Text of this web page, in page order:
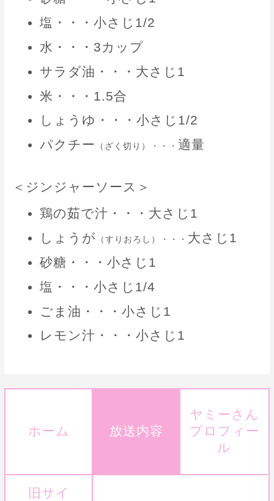
塩・・・小さじ1/2
水・・・3カップ
サラダ油・・・大さじ1
米・・・1.5合
しょうゆ・・・小さじ1/2
パクチー
（ざく切り）・・・ 適量
＜ジンジャーソース＞
鶏の茹で汁・・・大さじ1
しょうが
（すりおろし）・・・ 大さじ1
砂糖・・・小さじ1
塩・・・小さじ1/4
ごま油・・・小さじ1
レモン汁・・・小さじ1
ホーム 放送内容
ヤミーさん
プロフィー
ル
旧サイ